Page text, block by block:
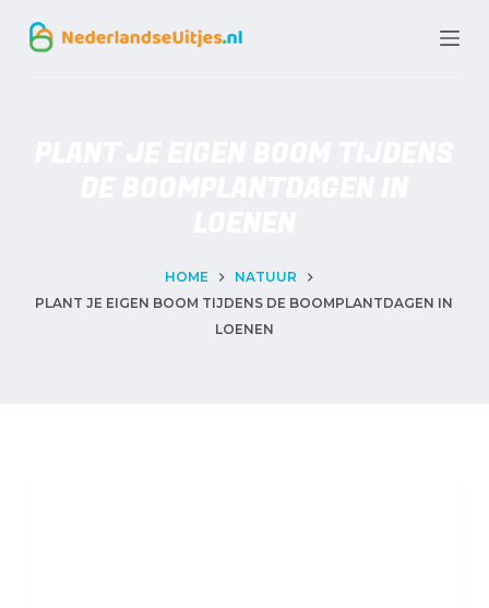
G
HOME
NATUUR
PLANT JE EIGEN BOOM TIJDENS DE BOOMPLANTDAGEN IN
LOENEN